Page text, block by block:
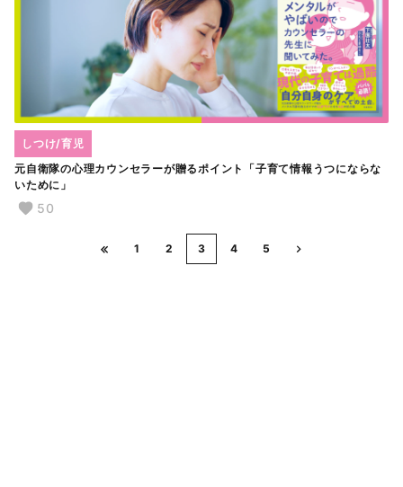
元自衛隊の心理カウンセラーが贈るポイント「子育て情報うつにならな
いために」
しつけ/育児
50
1 2 3 4 5